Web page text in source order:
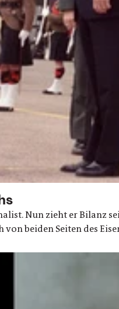
Nun zieht er Bilanz
beiden Seiten des